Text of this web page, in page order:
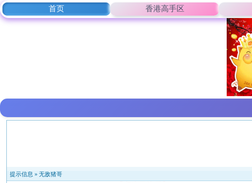
首页 香港高手区
提示信息 »无敌猪哥